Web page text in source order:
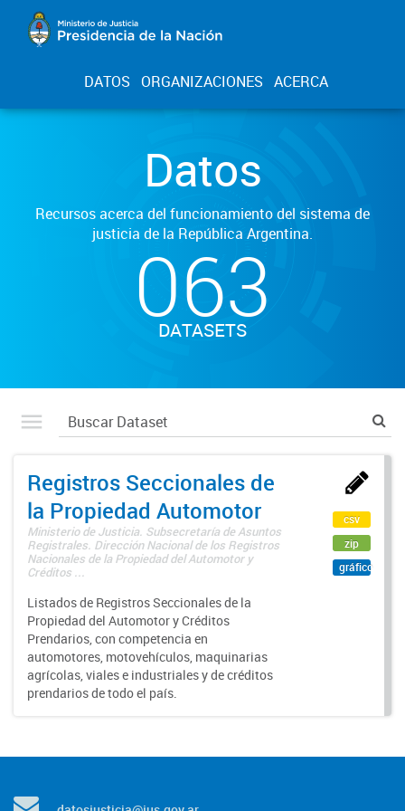
DATOS ORGANIZACIONES ACERCA
Datos
Recursos acerca del funcionamiento del sistema de
justicia de la República Argentina.
063
DATASETS
Registros Seccionales de
la Propiedad Automotor
Ministerio de Justicia. Subsecretaría de Asuntos
Registrales. Dirección Nacional de los Registros
Nacionales de la Propiedad del Automotor y
Créditos ...
Listados de Registros Seccionales de la
Propiedad del Automotor y Créditos
Prendarios, con competencia en
automotores, motovehículos, maquinarias
agrícolas, viales e industriales y de créditos
prendarios de todo el país.
csv
zip
gráfico